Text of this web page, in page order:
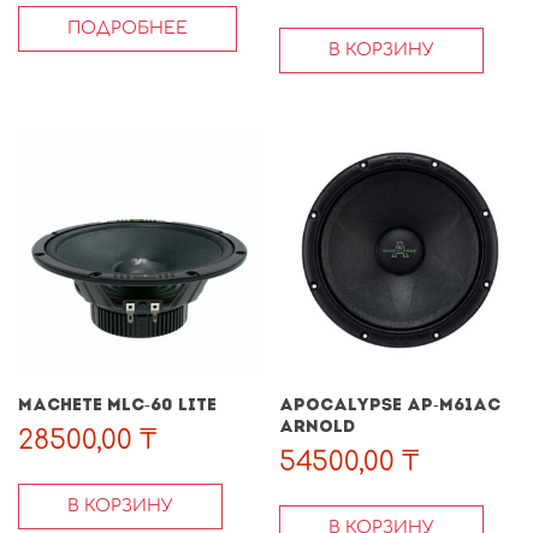
ПОДРОБНЕЕ
В КОРЗИНУ
MACHETE MLC-60 LITE
28500,00 ₸
В КОРЗИНУ
APOCALYPSE AP-M61AC
ARNOLD
54500,00₸
В КОРЗИНУ